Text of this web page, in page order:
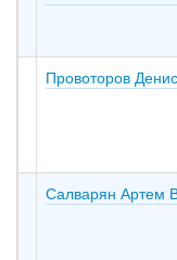
Провоторов
Салварян Артем